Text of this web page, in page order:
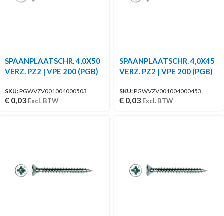
SPAANPLAATSCHR. 4,0X50
VERZ. PZ2 | VPE 200 (PGB)
SKU:PGWVZV001004000503
€ 0,03 Excl. BTW
SPAANPLAATSCHR. 4,0X45
VERZ. PZ2 | VPE 200 (PGB)
SKU:PGWVZV001004000453
€ 0,03 Excl. BTW